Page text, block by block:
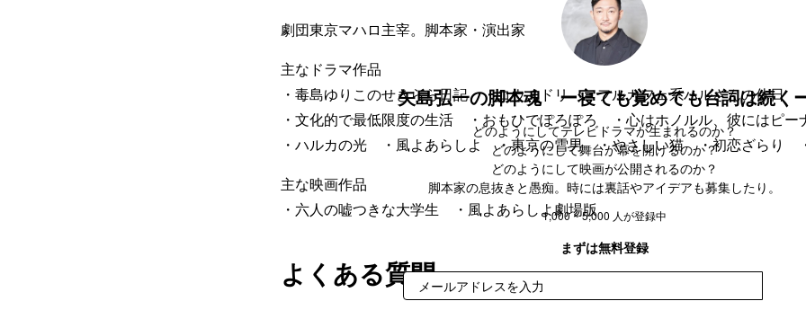
劇団東京マハロ主宰。脚本家・演出家
主なドラマ作品
・毒島ゆりこのせきらら日記 ・コウノドリ ・フルカフェ系ハルさんの休日
・文化的で最低限度の生活 ・おもひでぽろぽろ ・心はホノルル、彼にはピー
・ハルカの光 ・風よあらしよ ・東京の雪男 ・やさしい猫 ・初恋ざらり
主な映画作品
・六人の嘘つきな大学生 ・風よあらしよ劇場版
よくある質問
矢島弘一の脚本魂 ー寝ても覚めても台詞は続く
どのようにしてテレビドラマが生まれるのか？
どのようにして舞台が幕を開けるのか？
どのようにして映画が公開されるのか？
脚本家の息抜きと愚痴。時には裏話やアイデアも募集したり。
1,000 ~ 5,000 人が登録中
まずは無料登録